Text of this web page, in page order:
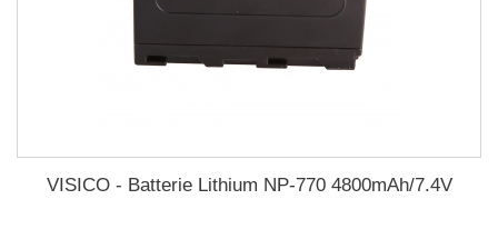
VISICO - Batterie Lithium NP-770 4800mAh/7.4V